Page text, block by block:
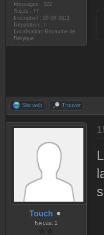
Messages : 322
Sujets : 77
Inscription : 28-08-2011
Réputation :
Localisation: Royaume de
Belgique
Site web Trouver
Touch
Niveau: 1